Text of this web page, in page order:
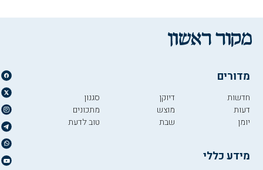
מדורים
חדשות
דעות
יומן
דיוקן
מוצש
שבת
סגנון
מתכונים
טוב לדעת
מידע כללי